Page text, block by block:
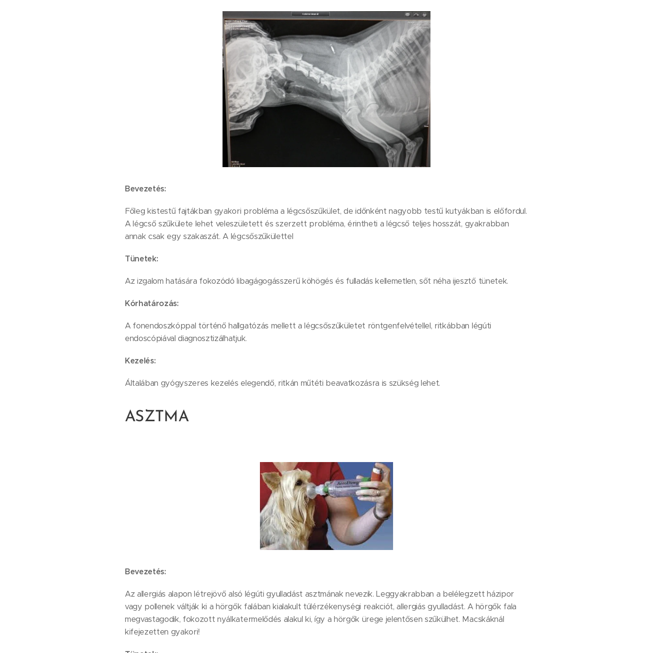
Bevezetés:
Főleg kistestű fajtákban gyakori probléma a légcsőszűkület, de időnként nagyobb testű kutyákban is előfordul.
A légcső szűkülete lehet veleszületett és szerzett probléma, érintheti a légcső teljes hosszát, gyakrabban
annak csak egy szakaszát. A légcsőszűkülettel
Tünetek:
Az izgalom hatására fokozódó libagágogásszerű köhögés és fulladás kellemetlen, sőt néha ijesztő tünetek.
Kórhatározás:
A fonendoszkóppal történő hallgatózás mellett a légcsőszűkületet röntgenfelvétellel, ritkábban légúti
endoscópiával diagnosztizálhatjuk.
Kezelés:
Általában gyógyszeres kezelés elegendő, ritkán műtéti beavatkozásra is szükség lehet.
ASZTMA
Bevezetés:
Az allergiás alapon létrejövő alsó légúti gyulladást asztmának nevezik. Leggyakrabban a belélegzett házipor
vagy pollenek váltják ki a hörgők falában kialakult túlérzékenységi reakciót, allergiás gyulladást. A hörgők fala
megvastagodik, fokozott nyálkatermelődés alakul ki, így a hörgők ürege jelentősen szűkülhet. Macskáknál
kifejezetten gyakori!